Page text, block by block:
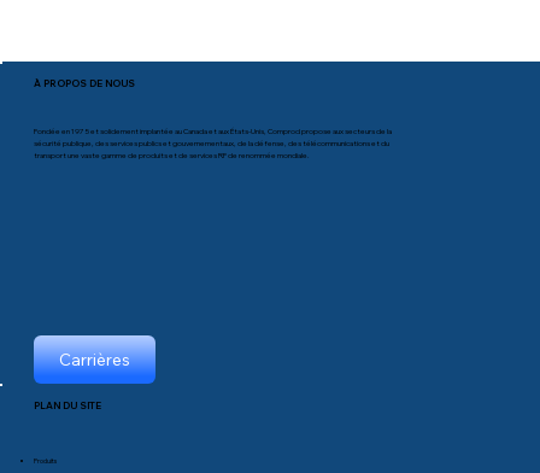
À PROPOS DE NOUS
Fondée en 1975 et solidement implantée au Canada et aux États-Unis, Comprod propose aux secteurs de la
sécurité publique, des services publics et gouvernementaux, de la défense, des télécommunications et du
transport une vaste gamme de produits et de services RF de renommée mondiale.
Carrières
PLAN DU SITE
Produits